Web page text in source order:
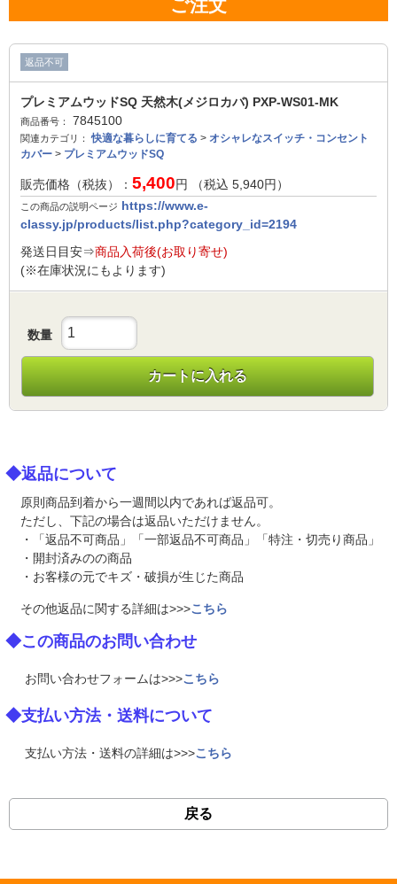
ご注文
返品不可
プレミアムウッドSQ 天然木(メジロカバ) PXP-WS01-MK
商品番号： 7845100
関連カテゴリ： 快適な暮らしに育てる > オシャレなスイッチ・コンセント
カバー > プレミアムウッドSQ
販売価格（税抜）： 5,400円 （税込 5,940円）
この商品の説明ページ https://www.e-
classy.jp/products/list.php?category_id=2194
発送日目安⇒商品入荷後(お取り寄せ)
(※在庫状況にもよります)
数量
カートに入れる
◆返品について
原則商品到着から一週間以内であれば返品可。
ただし、下記の場合は返品いただけません。
・「返品不可商品」「一部返品不可商品」「特注・切売り商品」
・開封済みのの商品
・お客様の元でキズ・破損が生じた商品
その他返品に関する詳細は>>>こちら
◆この商品のお問い合わせ
お問い合わせフォームは>>>こちら
◆支払い方法・送料について
支払い方法・送料の詳細は>>>こちら
戻る